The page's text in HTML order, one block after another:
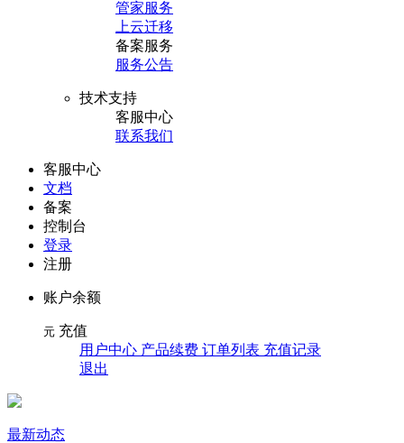
管家服务
上云迁移
备案服务
服务公告
技术支持
客服中心
联系我们
客服中心
文档
备案
控制台
登录
注册
账户余额
元 充值
用户中心 产品续费 订单列表 充值记录
退出
最新动态